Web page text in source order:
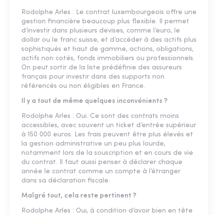
Rodolphe Arles : Le contrat luxembourgeois offre une
gestion financière beaucoup plus flexible. Il permet
d’investir dans plusieurs devises, comme l’euro, le
dollar ou le franc suisse, et d’accéder à des actifs plus
sophistiqués et haut de gamme, actions, obligations,
actifs non cotés, fonds immobiliers ou professionnels.
On peut sortir de la liste prédéfinie des assureurs
français pour investir dans des supports non
référencés ou non éligibles en France.
Il y a tout de même quelques inconvénients ?
Rodolphe Arles : Oui. Ce sont des contrats moins
accessibles, avec souvent un ticket d’entrée supérieur
à 150 000 euros. Les frais peuvent être plus élevés et
la gestion administrative un peu plus lourde,
notamment lors de la souscription et en cours de vie
du contrat. Il faut aussi penser à déclarer chaque
année le contrat comme un compte à l’étranger
dans sa déclaration fiscale.
Malgré tout, cela reste pertinent ?
Rodolphe Arles : Oui, à condition d’avoir bien en tête